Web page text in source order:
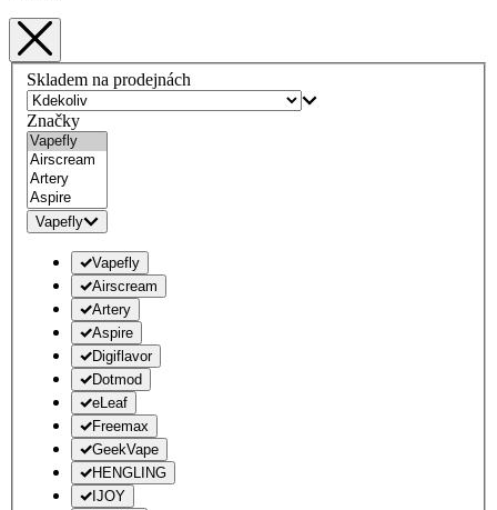
Skladem na prodejnách
Značky
Vapefly
Vapefly
Airscream
Artery
Aspire
Digiflavor
Dotmod
eLeaf
Freemax
GeekVape
HENGLING
IJOY